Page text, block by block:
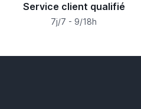
Service client qualifié
7j/7 - 9/18h